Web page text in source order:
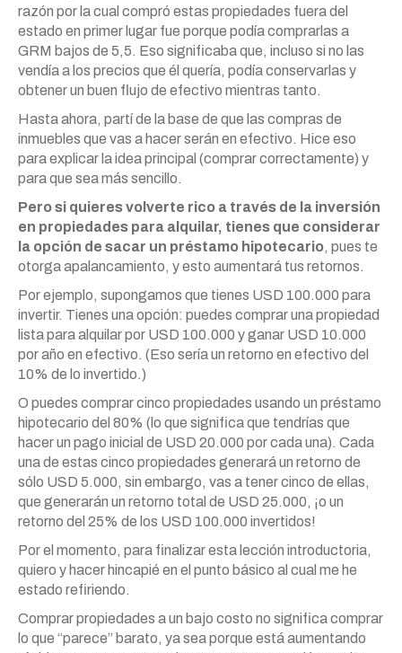
razón por la cual compró estas propiedades fuera del
estado en primer lugar fue porque podía comprarlas a
GRM bajos de 5,5. Eso significaba que, incluso si no las
vendía a los precios que él quería, podía conservarlas y
obtener un buen flujo de efectivo mientras tanto.
Hasta ahora, partí de la base de que las compras de
inmuebles que vas a hacer serán en efectivo. Hice eso
para explicar la idea principal (comprar correctamente) y
para que sea más sencillo.
Pero si quieres volverte rico a través de la inversión
en propiedades para alquilar, tienes que considerar
la opción de sacar un préstamo hipotecario, pues te
otorga apalancamiento, y esto aumentará tus retornos.
Por ejemplo, supongamos que tienes USD 100.000 para
invertir. Tienes una opción: puedes comprar una propiedad
lista para alquilar por USD 100.000 y ganar USD 10.000
por año en efectivo. (Eso sería un retorno en efectivo del
10% de lo invertido.)
O puedes comprar cinco propiedades usando un préstamo
hipotecario del 80% (lo que significa que tendrías que
hacer un pago inicial de USD 20.000 por cada una). Cada
una de estas cinco propiedades generará un retorno de
sólo USD 5.000, sin embargo, vas a tener cinco de ellas,
que generarán un retorno total de USD 25.000, ¡o un
retorno del 25% de los USD 100.000 invertidos!
Por el momento, para finalizar esta lección introductoria,
quiero y hacer hincapié en el punto básico al cual me he
estado refiriendo.
Comprar propiedades a un bajo costo no significa comprar
lo que “parece” barato, ya sea porque está aumentando